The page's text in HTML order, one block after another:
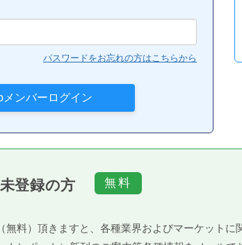
パスワードをお忘れの方はこちらから
登録の方
無料）頂きますと、各種業界およびマーケット